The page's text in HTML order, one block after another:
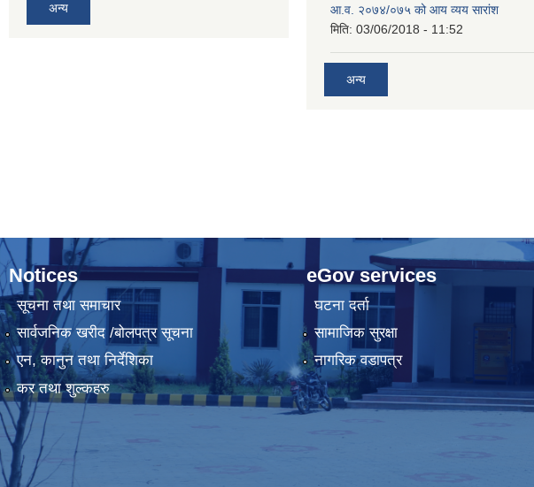
अन्य
आ.व. २०७४/०७५ को आय व्यय सारांश
मिति: 03/06/2018 - 11:52
अन्य
Notices
सूचना तथा समाचार
सार्वजनिक खरीद /बोलपत्र सूचना
एन, कानुन तथा निर्देशिका
कर तथा शुल्कहरु
eGov services
घटना दर्ता
सामाजिक सुरक्षा
नागरिक वडापत्र